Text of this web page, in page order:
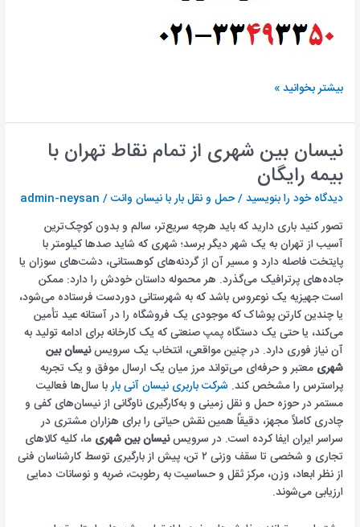
کرایه
|
هزینه
باربری
نیسان
بیشتر بخوانید »
نیسان بین شهری از تمام نقاط تهران با
بیمه رایگان
دیدگاه‌ خود را بنویسید/حمل و نقل بار با نیسان وانت/
admin-neysan
تصور کنید باری دارید که باید هرچه سریع‌تر، سالم و بدون کوچک‌ترین
آسیب از تهران به یک شهر دیگر برسد؛ شهری که شاید صدها کیلومتر با
پایتخت فاصله دارد و مسیر آن از گردنه‌های کوهستانی، دشت‌های سوزان یا
جاده‌های پرترافیک می‌گذرد. هر محموله داستان خودش را دارد: ممکن
است جهیزیه یک نوعروس باشد که به شهرستانی دوردست فرستاده می‌شود،
یا چندین کارتن پوشاک که موجودی یک فروشگاه را در آستانه عید تأمین
می‌کند، یا حتی یک دستگاه پمپ صنعتی که یک کارخانه برای ادامه تولید به
آن نیاز فوری دارد. در چنین مواقعی، انتخاب یک سرویسنیسان بین
شهری معتبر و حرفه‌ای می‌تواند مرز میان یک ارسال موفق و یک تجربه
پراسترس را مشخص کند.شرکت باربری نیسان آنی باربا سال‌ها فعالیت
مستمر در حوزه حمل و نقل زمینی و به‌کارگیری ناوگانی از نیسان‌های کفی و
چادری کاملاً مجهز، دقیقاً همین نقش حیاتی را برای هزاران مشتری در
سراسر ایران ایفا کرده است. در سرویسنیسان بین شهری ما، کلیه کالاهای
تجاری و شخصی تا سقف وزنی ۲ تن، پیش از بارگیری توسط کارشناسان فنی
از نظر ابعاد، وزن، مرکز ثقل و حساسیت به رطوبت، ضربه و نوسانات دمایی
ارزیابی می‌شوند.